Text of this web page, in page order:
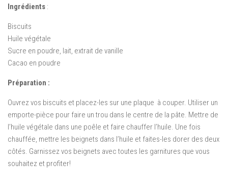
Ingrédients :
Biscuits
Huile végétale
Sucre en poudre, lait, extrait de vanille
Cacao en poudre
Préparation :
Ouvrezvos biscuits et placez-les sur une plaque à couper. Utiliser un
emporte-pièce pour faire un trou dans le centre de la pâte. Mettre de
l’huile végétale dans une poêle et faire chauffer l’huile. Une fois
chauffée, mettre les beignets dans l’huile et faites-les dorer des deux
côtés. Garnissezvos beignets avec toutes les garnitures que vous
souhaitez et profiter!